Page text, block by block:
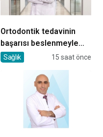
Ortodontik tedavinin
başarısı beslenmeyle
başlar!
Sağlık 15 saat önce